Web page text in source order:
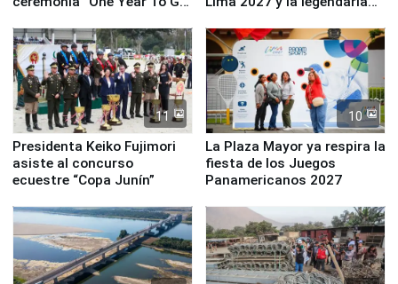
11
Presidenta Keiko Fujimori
asiste al concurso
ecuestre “Copa Junín”
10
La Plaza Mayor ya respira la
fiesta de los Juegos
Panamericanos 2027